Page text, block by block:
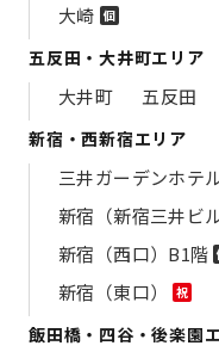
大崎 個
五反田・大井町エリア
大井町 五反田
新宿・西新宿エリア
三井ガーデンホテ
新宿（新宿三井ビ
新宿（西口）B1階
新宿（東口）
祝
飯田橋・四谷・後楽園